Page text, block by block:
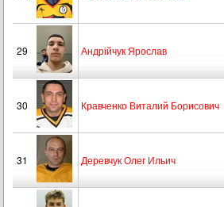
29 Андрійчук Ярослав
30 Кравченко Виталий Борисович
31 Деревчук Олег Ильич